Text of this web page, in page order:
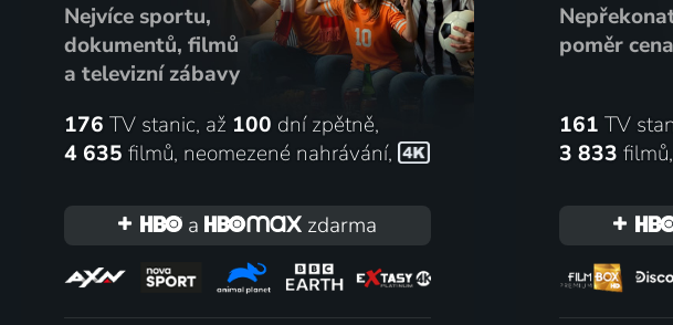
Nejvíce sportu,
dokumentů, filmů
a televizní zábavy
176 TV stanic, až 100 dní zpětně,
4 635 filmů, neomezené nahrávání,
a zdarma
poměr
161 TV
3 833 filmů,